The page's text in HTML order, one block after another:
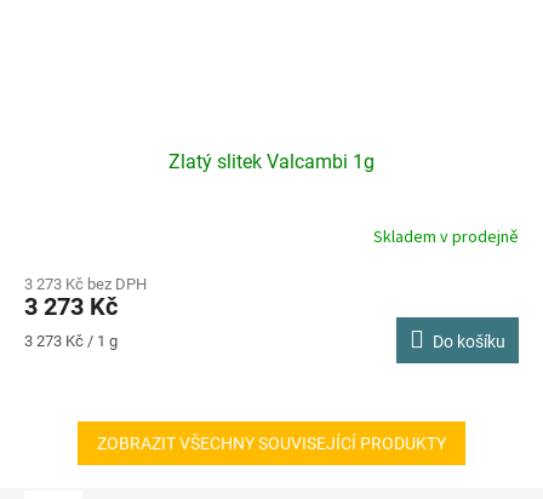
Zlatý slitek Valcambi 1g
Skladem v prodejně
3 273 Kč bez DPH
3 273 Kč
Měrná
3 273 Kč / 1 g Do košíku
ZOBRAZIT VŠECHNY SOUVISEJÍCÍ PRODUKTY